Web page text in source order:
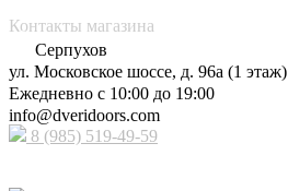
Контакты магазина
Серпухов
ул. Московское шоссе, д. 96а (1 этаж)
Ежедневно с 10:00 до 19:00
info@dveridoors.com
8 (985) 519-49-59